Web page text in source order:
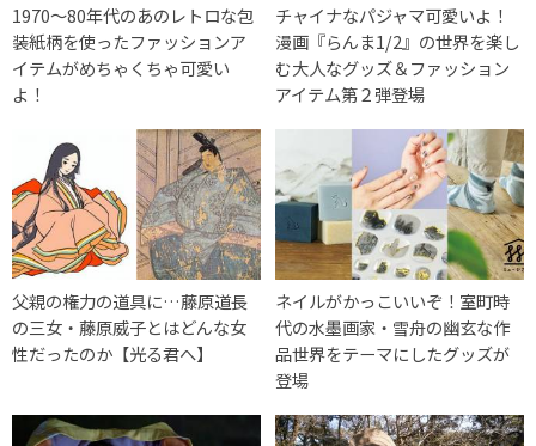
1970～80年代のあのレトロな包
装紙柄を使ったファッションア
イテムがめちゃくちゃ可愛い
よ！
チャイナなパジャマ可愛いよ！
漫画『らんま1/2』の世界を楽し
む大人なグッズ＆ファッション
アイテム第２弾登場
父親の権力の道具に…藤原道長
の三女・藤原威子とはどんな女
性だったのか【光る君へ】
ネイルがかっこいいぞ！室町時
代の水墨画家・雪舟の幽玄な作
品世界をテーマにしたグッズが
登場